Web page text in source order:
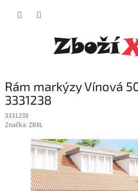
Rám markýzy Vínová
3331238
3331238
Značka: ZBXL